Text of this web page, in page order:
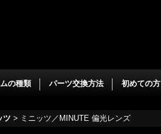
の種類 パーツ交換方法 初めての方
ツ > ミニッツ／MINUTE 偏光レンズ